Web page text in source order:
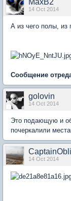
MaxB2
14 Oct 2014
А из чего полы, из
Сообщение
golovin
14 Oct 2014
Это подающую и
почеркалили
14 Oct 2014